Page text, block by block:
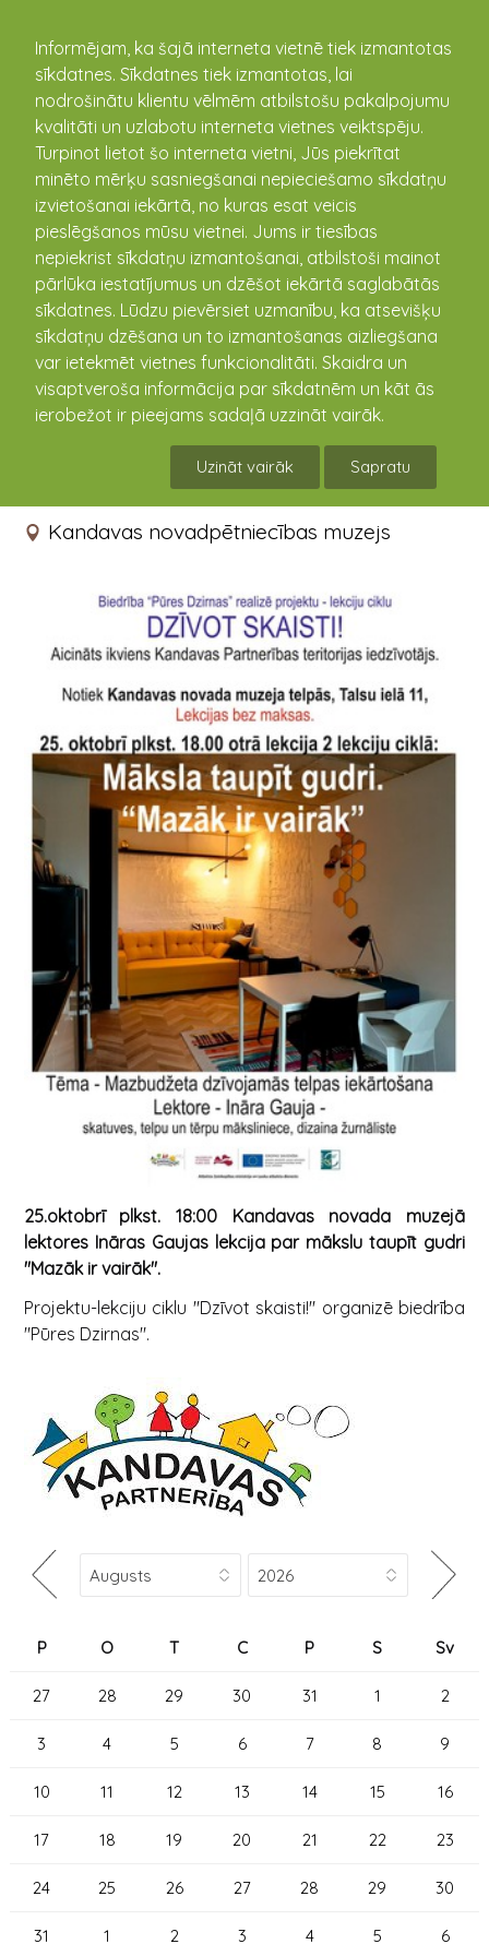
Informējam, ka šajā interneta vietnē tiek izmantotas
sīkdatnes. Sīkdatnes tiek izmantotas, lai
nodrošinātu klientu vēlmēm atbilstošu pakalpojumu
kvalitāti un uzlabotu interneta vietnes veiktspēju.
Turpinot lietot šo interneta vietni, Jūs piekrītat
minēto mērķu sasniegšanai nepieciešamo sīkdatņu
izvietošanai iekārtā, no kuras esat veicis
pieslēgšanos mūsu vietnei. Jums ir tiesības
nepiekrist sīkdatņu izmantošanai, atbilstoši mainot
pārlūka iestatījumus un dzēšot iekārtā saglabātās
sīkdatnes. Lūdzu pievērsiet uzmanību, ka atsevišķu
sīkdatņu dzēšana un to izmantošanas aizliegšana
var ietekmēt vietnes funkcionalitāti. Skaidra un
visaptveroša informācija par sīkdatnēm un kāt ās
ierobežot ir pieejams sadaļā uzzināt vairāk.
Uzināt vairāk Sapratu
kandava.lv
PASĀKUMU
KALENDĀRS
Māksla taupit gudri- mazāk ir
25.10.2019 18:00
Kandavas novadpētniecības muzejs
25.oktobrī plkst. 18:00 Kandavas novada muzejā
lektores Ināras Gaujas lekcija par mākslu taupīt gudri
"Mazāk ir vairāk".
Projektu-lekciju ciklu "Dzīvot skaisti!" organizē biedrība
"Pūres Dzirnas".
P O T C P S Sv
27 28 29 30 31 1 2
3 4 5 6 7 8 9
10 11 12 13 14 15 16
17 18 19 20 21 22 23
24 25 26 27 28 29 30
31 1 2 3 4 5 6